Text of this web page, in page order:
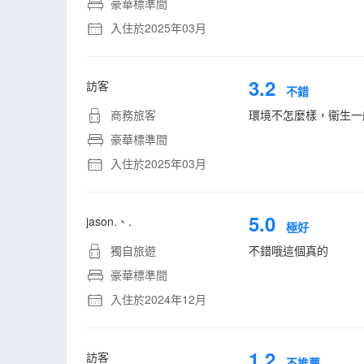
豪華標準間
入住於2025年03月
訪客
商務旅客
豪華標準間
入住於2025年03月
3.2
不錯
環境不怎麼樣，衞生
jason.、.
獨自旅遊
豪華標準間
入住於2024年12月
5.0
極好
不錯哦這個真的
訪客